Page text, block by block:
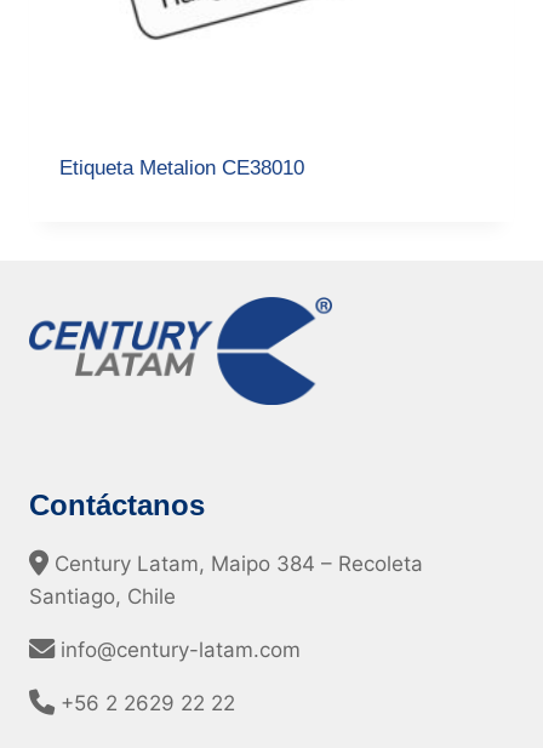
Etiqueta Metalion CE38010
Contáctanos
Century Latam, Maipo 384 – Recoleta
Santiago, Chile
info@century-latam.com
+56 2 2629 22 22